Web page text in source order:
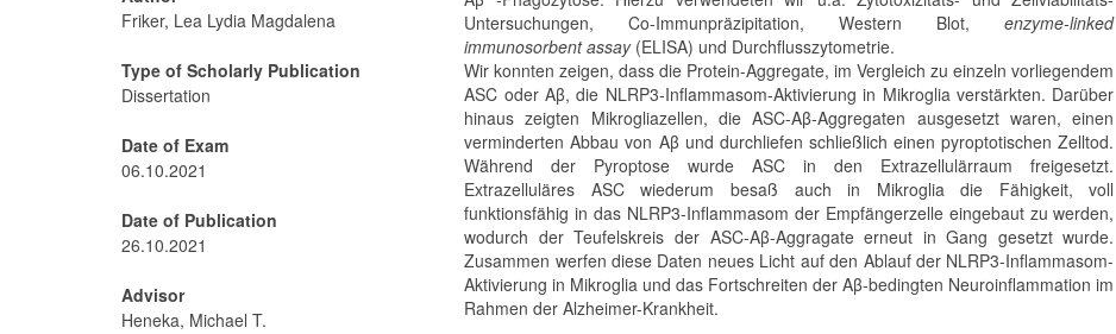
Friker, Lea Lydia Magdalena
Type of Scholarly Publication
Dissertation
Date of Exam
06.10.2021
Date of Publication
26.10.2021
Advisor
Heneka, Michael T.
Untersuchungen, Co-Immunpräzipitation, Western Blot,enzyme-linked
immunosorbent assay(ELISA) und Durchflusszytometrie.
Wir konnten zeigen, dass die Protein-Aggregate, im Vergleich zu einzeln vorliegendem
ASC oder Aβ, die NLRP3-Inflammasom-Aktivierung in Mikroglia verstärkten. Darüber
hinaus zeigten Mikrogliazellen, die ASC-Aβ-Aggregaten ausgesetzt waren, einen
verminderten Abbau von Aβ und durchliefen schließlich einen pyroptotischen Zelltod.
Während der Pyroptose wurde ASC in den Extrazellulärraum freigesetzt.
Extrazelluläres ASC wiederum besaß auch in Mikroglia die Fähigkeit, voll
funktionsfähig in das NLRP3-Inflammasom der Empfängerzelle eingebaut zu werden,
wodurch der Teufelskreis der ASC-Aβ-Aggragate erneut in Gang gesetzt wurde.
Zusammen werfen diese Daten neues Licht auf den Ablauf der NLRP3-Inflammasom-
Aktivierung in Mikroglia und das Fortschreiten der Aβ-bedingten Neuroinflammation im
Rahmen der Alzheimer-Krankheit.